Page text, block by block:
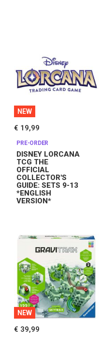
NEW
DISNEY LORCANA
TCG THE
OFFICIAL
COLLECTOR'S
GUIDE: SETS 9-13
*ENGLISH
VERSION*
€ 19,99
PRE-ORDER
NEW
€ 39,99